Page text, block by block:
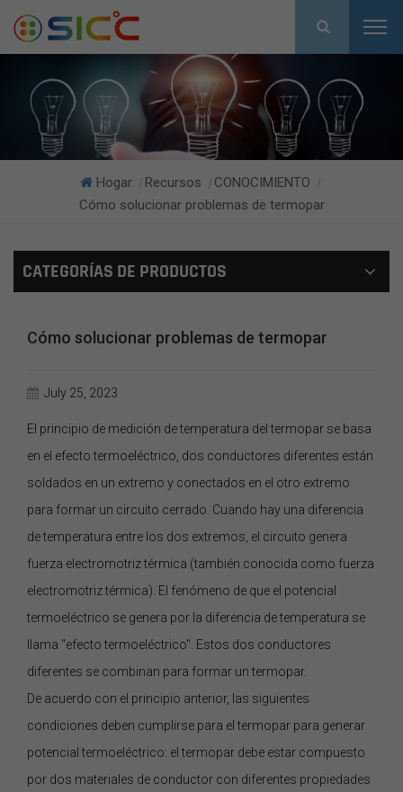
Hogar | Recursos | CONOCIMIENTO |
Cómo solucionar problemas de termopar
CATEGORÍAS DE PRODUCTOS
Cómo solucionar problemas de termopar
July 25, 2023
El principio de medición de temperatura del termopar se basa
en el efecto termoeléctrico, dos conductores diferentes están
soldados en un extremo y conectados en el otro extremo
para formar un circuito cerrado. Cuando hay una diferencia
de temperatura entre los dos extremos, el circuito genera
fuerza electromotriz térmica (también conocida como fuerza
electromotriz térmica). El fenómeno de que el potencial
termoeléctrico se genera por la diferencia de temperatura se
llama "efecto termoeléctrico". Estos dos conductores
diferentes se combinan para formar un termopar.
De acuerdo con el principio anterior, las siguientes
condiciones deben cumplirse para el termopar para generar
potencial termoeléctrico: el termopar debe estar compuesto
por dos materiales de conductor con diferentes propiedades